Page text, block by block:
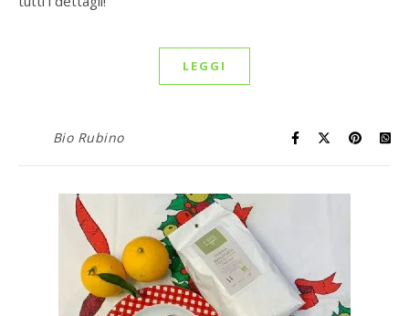
LEGGI
Bio Rubino